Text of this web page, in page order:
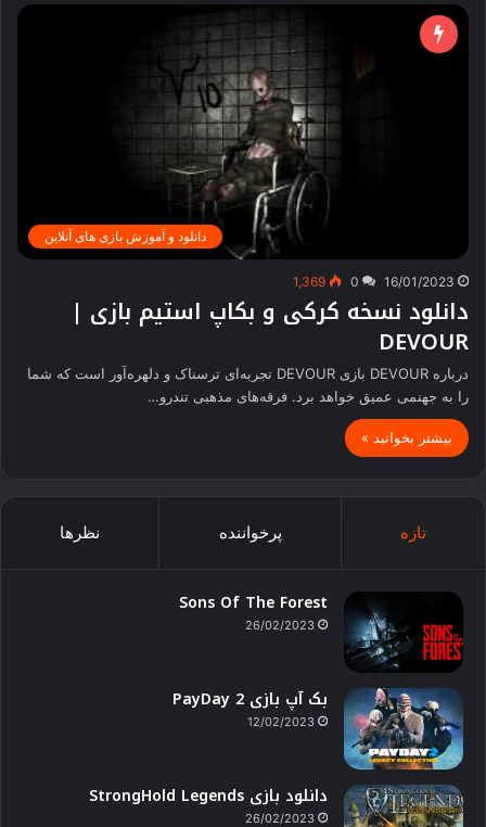
دانلود و آموزش بازی های آنلاین
16/01/2023
0
1,369
دانلود نسخه کرکی و بکاپ استیم بازی |
DEVOUR
درباره DEVOUR بازی DEVOUR تجربه‌ای ترسناک و دلهره‌آور است که شما
را به جهنمی عمیق خواهد برد. فرقه‌های مذهبی تندرو…
بیشتر بخوانید »
تازه پرخواننده نظرها
Sons Of The Forest
26/02/2023
بک آپ بازی PayDay 2
12/02/2023
دانلود بازی StrongHold Legends
26/02/2023